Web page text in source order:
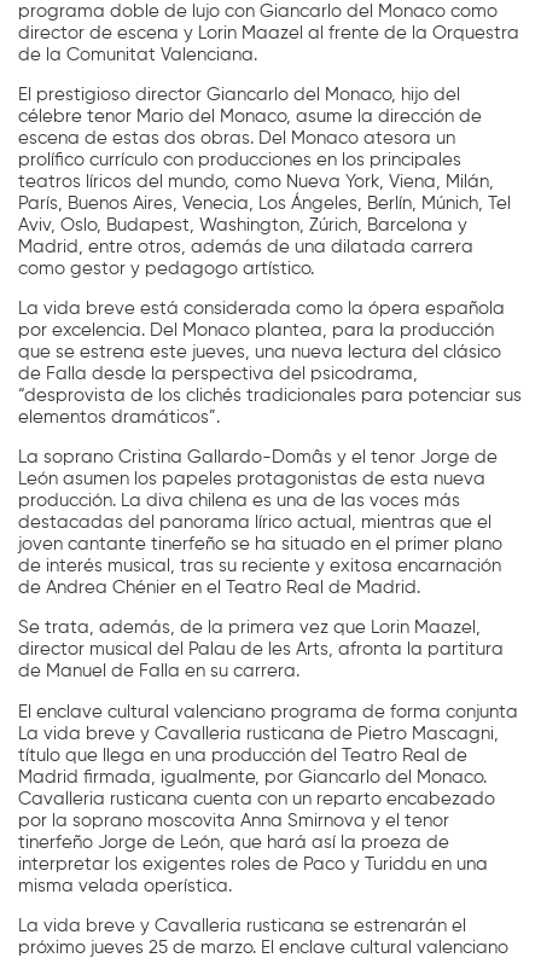
programa doble de lujo con Giancarlo del Monaco como
director de escena y Lorin Maazel al frente de la Orquestra
de la Comunitat Valenciana.
El prestigioso director Giancarlo del Monaco, hijo del
célebre tenor Mario del Monaco, asume la dirección de
escena de estas dos obras. Del Monaco atesora un
prolífico currículo con producciones en los principales
teatros líricos del mundo, como Nueva York, Viena, Milán,
París, Buenos Aires, Venecia, Los Ángeles, Berlín, Múnich, Tel
Aviv, Oslo, Budapest, Washington, Zúrich, Barcelona y
Madrid, entre otros, además de una dilatada carrera
como gestor y pedagogo artístico.
La vida breve está considerada como la ópera española
por excelencia. Del Monaco plantea, para la producción
que se estrena este jueves, una nueva lectura del clásico
de Falla desde la perspectiva del psicodrama,
“desprovista de los clichés tradicionales para potenciar sus
elementos dramáticos”.
La soprano Cristina Gallardo-Domâs y el tenor Jorge de
León asumen los papeles protagonistas de esta nueva
producción. La diva chilena es una de las voces más
destacadas del panorama lírico actual, mientras que el
joven cantante tinerfeño se ha situado en el primer plano
de interés musical, tras su reciente y exitosa encarnación
de Andrea Chénier en el Teatro Real de Madrid.
Se trata, además, de la primera vez que Lorin Maazel,
director musical del Palau de les Arts, afronta la partitura
de Manuel de Falla en su carrera.
El enclave cultural valenciano programa de forma conjunta
La vida breve y Cavalleria rusticana de Pietro Mascagni,
título que llega en una producción del Teatro Real de
Madrid firmada, igualmente, por Giancarlo del Monaco.
Cavalleria rusticana cuenta con un reparto encabezado
por la soprano moscovita Anna Smirnova y el tenor
tinerfeño Jorge de León, que hará así la proeza de
interpretar los exigentes roles de Paco y Turiddu en una
misma velada operística.
La vida breve y Cavalleria rusticana se estrenarán el
próximo jueves 25 de marzo. El enclave cultural valenciano